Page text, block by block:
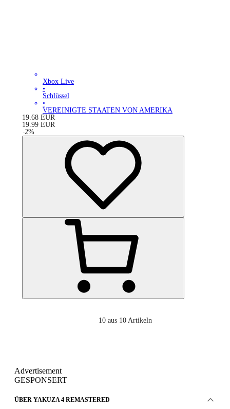
Xbox Live
•
Schlüssel
•
VEREINIGTE STAATEN VON AMERIKA
19.68 EUR
19.99 EUR
-2%
10 aus 10 Artikeln
Advertisement
GESPONSERT
ÜBER YAKUZA 4 REMASTERED